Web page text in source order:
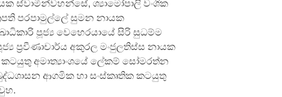
පරපාමුල්ලේ සුමන නායක
පූජ්‍ය වෙහෙරයායේ සිරි සුධම්ම
ප්‍රවීණාචාර්ය අකුරල මංජුලතිස්ස නායක
අමාත්‍යාංශයේ ලේකම් සෝමරත්න
ආගමික හා සංස්කෘතික කටයුතු